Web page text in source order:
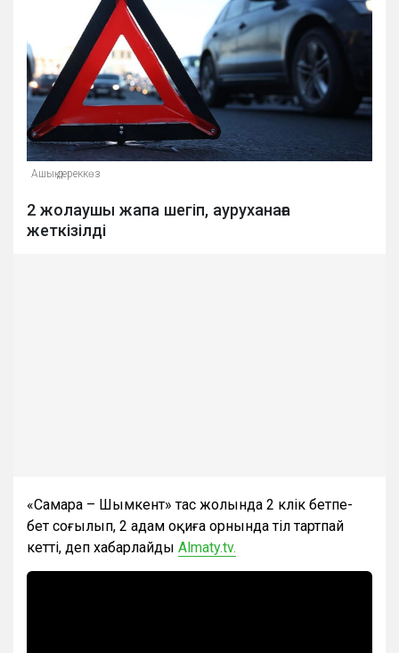
Ашық дереккөз
2 жолаушы жапа шегіп, ауруханаға
жеткізілді
«Самара – Шымкент» тас жолында 2 көлік бетпе-
бет соғылып, 2 адам оқиға орнында тіл тартпай
кетті, деп хабарлайды Almaty.tv.